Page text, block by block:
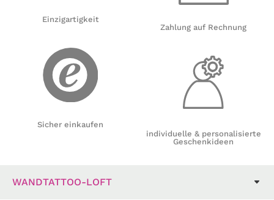
Einzigartigkeit
Sicher einkaufen
Zahlung auf Rechnung
individuelle & personalisierte
Geschenkideen
WANDTATTOO-LOFT